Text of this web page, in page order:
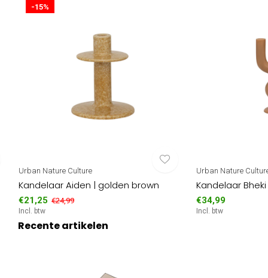
-15%
Urban Nature Culture
Kandelaar Aiden | golden brown
€21,25 €24,99
Incl. btw
Urban Nature
Kandelaar Bheki
€34,99
Incl. btw
Recente artikelen